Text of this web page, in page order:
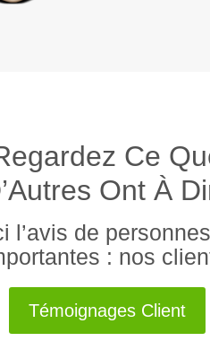
Ce
Ont À
l’avis de
: nos
Témoignages Client